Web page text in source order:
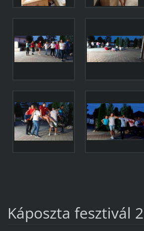
Káposzta fesztivál